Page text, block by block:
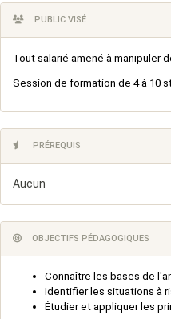
PUBLIC VISÉ
Tout salarié amené à manipuler
Session de formation de 4 à 10
PRÉREQUIS
Aucun
OBJECTIFS PÉDAGOGIQUES
Connaître les bases de
Identifier les situations à
Étudier et appliquer les